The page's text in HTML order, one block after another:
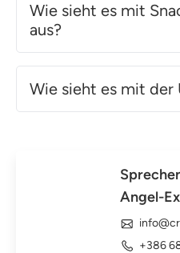
Wie sieht es mit
aus?
Wie sieht es mit der
Angel-
+386